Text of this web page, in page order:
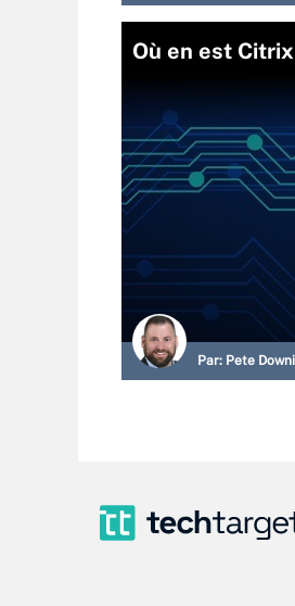
Où en est
Par: Pete